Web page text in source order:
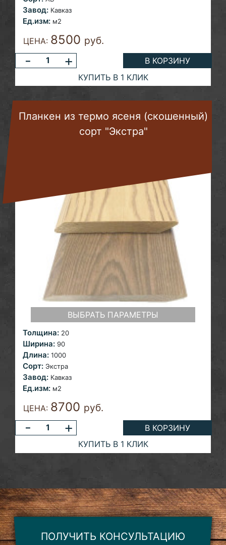
Завод: Кавказ
Ед.изм: м2
ЦЕНА: 8500 руб.
- +
В КОРЗИНУ
КУПИТЬ В 1 КЛИК
Планкен из термо ясеня (скошенный)
сорт "Экстра"
ВЫБРАТЬ ПАРАМЕТРЫ
Толщина: 20
Ширина: 90
Длина: 1000
Сорт: Экстра
Завод: Кавказ
Ед.изм: м2
ЦЕНА: 8700 руб.
- +
В КОРЗИНУ
КУПИТЬ В 1 КЛИК
ПОЛУЧИТЬ КОНСУЛЬТАЦИЮ